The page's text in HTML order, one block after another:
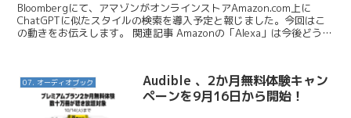
Bloombergにて、アマゾンがオンラインストアAmazon.com上に
ChatGPTに似たスタイルの検索を導入予定と報じました。今回はこ
の動きをお伝えします。 関連記事 Amazonの「Alexa」は今後どうな
07. オーディオブック
Audible 、2か月無料体験キャン
ペーンを9月16日から開始！